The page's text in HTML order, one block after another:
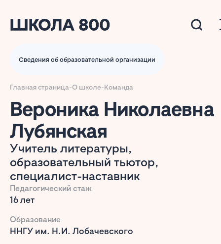
Сведения об образовательной организации
Главная страница-О школе-Команда
Вероника Николаевна
Лубянская
Учитель литературы,
образовательный тьютор,
специалист-наставник
Педагогический стаж
16 лет
Образование
ННГУ им. Н.И. Лобачевского